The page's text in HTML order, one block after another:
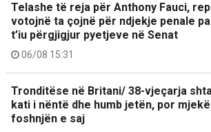
Telashe të reja për Anthony Fauci,
votojnë ta çojnë për ndjekje penale
t’iu përgjigjur pyetjeve në Senat
06/08 15:31
Tronditëse në Britani/ 38-vjeçarja
kati i nëntë dhe humb jetën, por
foshnjën e saj